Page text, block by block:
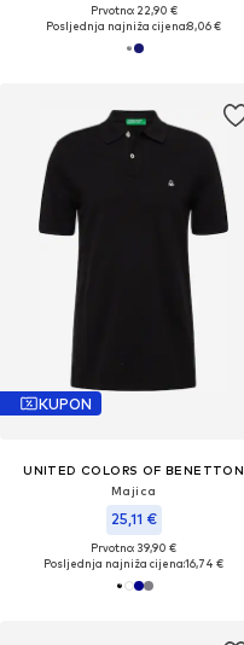
Prvotno: 22,90 €
Posljednja najniža cijena:8,06 €
KUPON
UNITED COLORS OF BENETTON
Majica
25,11 €
Prvotno: 39,90 €
Posljednja najniža cijena:16,74 €